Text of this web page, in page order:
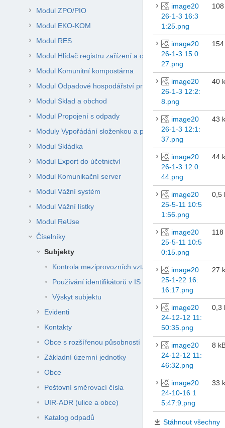
Modul ZPO/PIO
Modul EKO-KOM
Modul RES
Modul Hlídač registru zařízení a obchodníků
Modul Komunitní kompostárna
Modul Odpadové hospodářství pro obce
Modul Sklad a obchod
Modul Propojení s odpady
Moduly Vypořádání složenkou a převodem
Modul Skládka
Modul Export do účetnictví
Modul Komunikační server
Modul Vážní systém
Modul Vážní lístky
Modul ReUse
Číselníky
Subjekty
Kontrola meziprovozních vztahů
Používání identifikátorů v IS ENVITA
Výskyt subjektu
Evidenti
Kontakty
Obce s rozšířenou působností
Základní územní jednotky
Obce
Poštovní směrovací čísla
UIR-ADR (ulice a obce)
Katalog odpadů
image20
26-1-3 16:3
1:25.png
image20
26-1-3 15:0:
27.png
image20
26-1-3 12:2:
8.png
40
image20
26-1-3 12:1:
37.png
43
image20
26-1-3 12:0:
44.png
44
image20
25-5-11 10:5
1:56.png
0,5
image20
25-5-11 10:5
0:15.png
image20
25-1-22 16:
16:17.png
27
image20
24-12-12 11:
50:35.png
0,3
image20
24-12-12 11:
46:32.png
8
image20
24-10-16 1
5:47:9.png
33
Stáhnout všechny